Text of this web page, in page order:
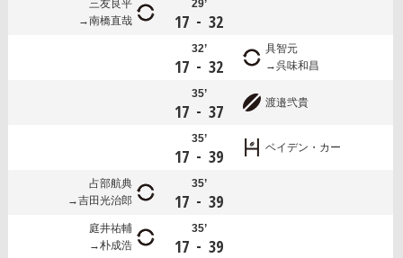
三友良平
南橋直哉
29’
17 - 32
32’
17 - 32
具智元
呉味和昌
35’
17 - 37 渡邉弐貴
35’
17 - 39 ベイデン・カー
占部航典
吉田光治郎
35’
17 - 39
庭井祐輔
朴成浩
35’
17 - 39